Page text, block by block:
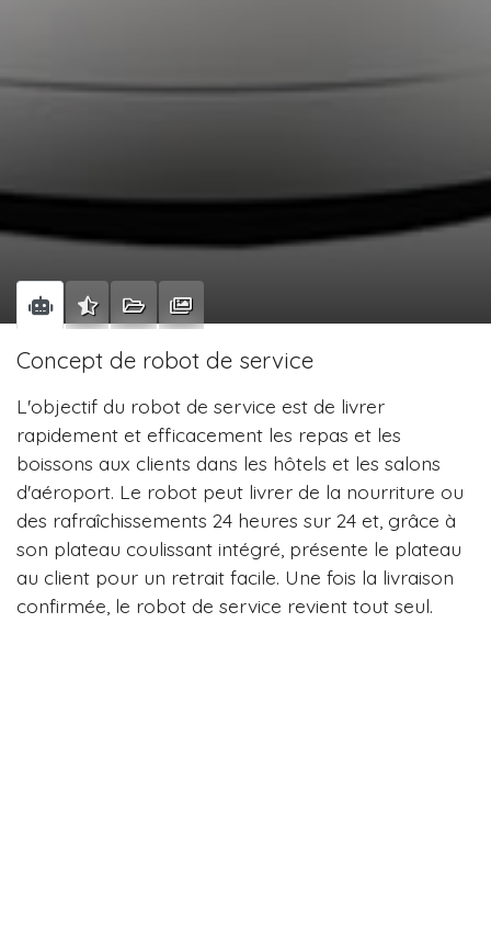
Concept de robot de service
L'objectif du robot de service est de livrer
rapidement et efficacement les repas et les
boissons aux clients dans les hôtels et les salons
d'aéroport. Le robot peut livrer de la nourriture ou
des rafraîchissements 24 heures sur 24 et, grâce à
son plateau coulissant intégré, présente le plateau
au client pour un retrait facile. Une fois la livraison
confirmée, le robot de service revient tout seul.